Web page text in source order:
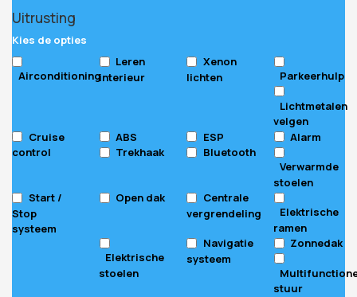
Uitrusting
Kies de opties
Airconditioning
Leren
interieur
Xenon
lichten
Parkeerhulp
Lichtmetalen
velgen
Cruise
control
ABS ESP
Alarm
Trekhaak
Bluetooth
Verwarmde
stoelen
Start /
Stop
systeem
Open dak
Centrale
vergrendeling
Elektrische
ramen
Elektrische
stoelen
Navigatie
systeem
Zonnedak
stuur